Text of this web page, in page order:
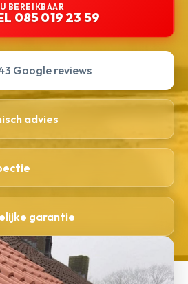
BEREIKBAAR
085 019 23 59
Google reviews
advies
garantie